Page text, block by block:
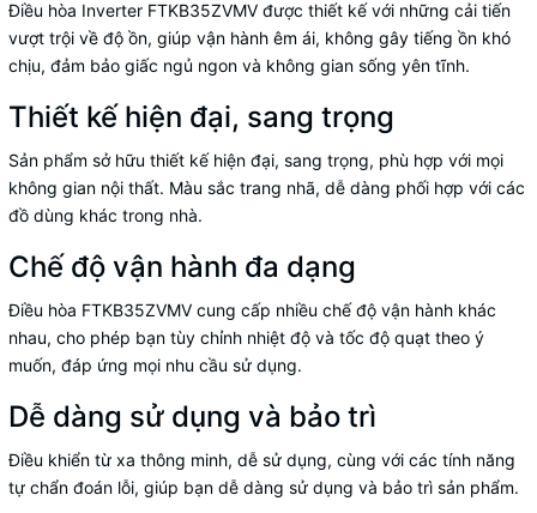
Điều hòa Inverter FTKB35ZVMV được thiết kế với những cải tiến
vượt trội về độ ồn, giúp vận hành êm ái, không gây tiếng ồn khó
chịu, đảm bảo giấc ngủ ngon và không gian sống yên tĩnh.
Thiết kế hiện đại, sang trọng
Sản phẩm sở hữu thiết kế hiện đại, sang trọng, phù hợp với mọi
không gian nội thất. Màu sắc trang nhã, dễ dàng phối hợp với các
đồ dùng khác trong nhà.
Chế độ vận hành đa dạng
Điều hòa FTKB35ZVMV cung cấp nhiều chế độ vận hành khác
nhau, cho phép bạn tùy chỉnh nhiệt độ và tốc độ quạt theo ý
muốn, đáp ứng mọi nhu cầu sử dụng.
Dễ dàng sử dụng và bảo trì
Điều khiển từ xa thông minh, dễ sử dụng, cùng với các tính năng
tự chẩn đoán lỗi, giúp bạn dễ dàng sử dụng và bảo trì sản phẩm.